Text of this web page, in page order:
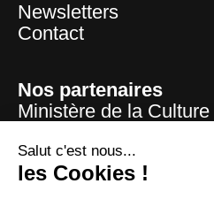
Newsletters
Contact
Nos partenaires
Ministère de la Culture
Centre national du livre
La Sofia
Salut c'est nous...
les Cookies !